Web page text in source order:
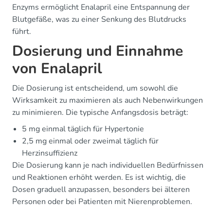
Enzyms ermöglicht Enalapril eine Entspannung der
Blutgefäße, was zu einer Senkung des Blutdrucks
führt.
Dosierung und Einnahme
von Enalapril
Die Dosierung ist entscheidend, um sowohl die
Wirksamkeit zu maximieren als auch Nebenwirkungen
zu minimieren. Die typische Anfangsdosis beträgt:
5 mg einmal täglich für Hypertonie
2,5 mg einmal oder zweimal täglich für
Herzinsuffizienz
Die Dosierung kann je nach individuellen Bedürfnissen
und Reaktionen erhöht werden. Es ist wichtig, die
Dosen graduell anzupassen, besonders bei älteren
Personen oder bei Patienten mit Nierenproblemen.